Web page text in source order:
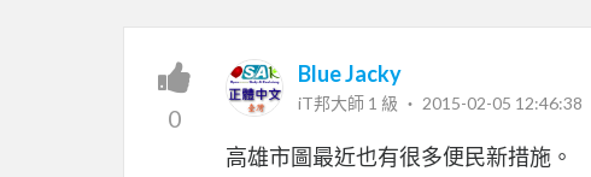
0
Blue Jacky
iT邦大師 1 級 ‧ 2015-02-05 12:46:38
高雄市圖最近也有很多便民新措施。